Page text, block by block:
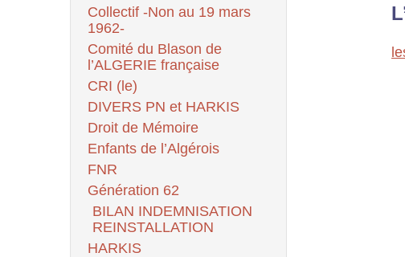
Collectif -Non au 19 mars
1962-
Comité du Blason de
l’ALGERIE française
CRI (le)
DIVERS PN et HARKIS
Droit de Mémoire
Enfants de l’Algérois
FNR
Génération 62
BILAN INDEMNISATION
REINSTALLATION
HARKIS